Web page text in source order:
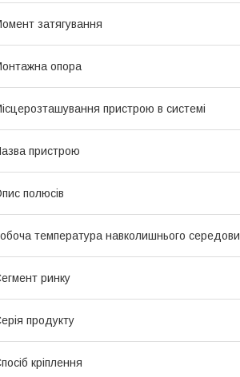
затягування
опора
пристрою в системі
пристрою
полюсів
температура навколишнього середови
ринку
продукту
кріплення